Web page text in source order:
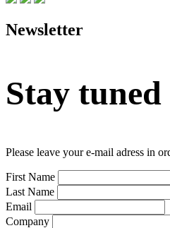
Newsletter
Stay tuned
Please leave your e-mail adress in
Leave
this
field
blank
First Name
Last Name
Email
Company